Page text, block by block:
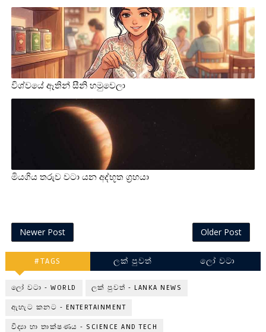
විශ්වයේ ඈතින් සීනි හමුවෙලා
මියගිය තරුව වටා යන අද්භූත ග්‍රහයා
Newer Post Older Post
#TAGS ලක් පුවත් ලෝ වටා
ලෝ වටා - WORLD ලක් පුවත් - LANKA NEWS
ඇහැට කනට - ENTERTAINMENT
විද්‍යා හා තාක්ෂණය - SCIENCE AND TECH